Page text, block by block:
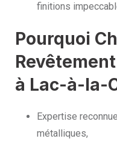
finitions
Pourquoi
à Lac-à-la-
Expertise
métalliques,